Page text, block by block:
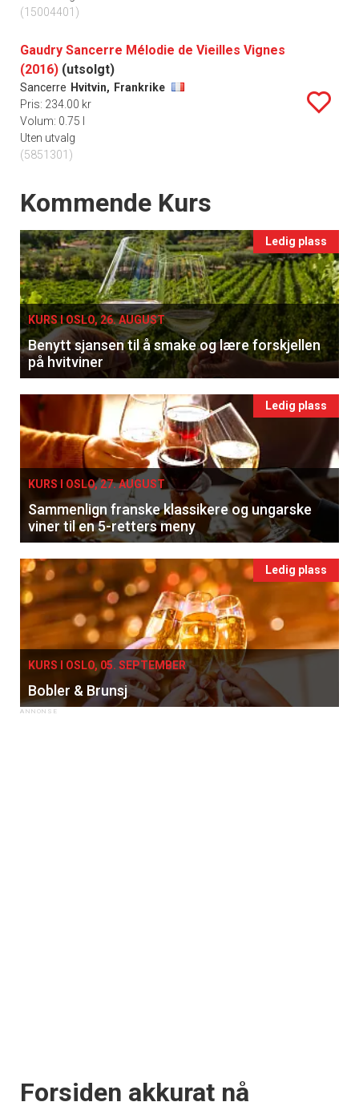
(15004401)
Gaudry Sancerre Mélodie de Vieilles Vignes
(2016) (utsolgt)
Sancerre Hvitvin, Frankrike
Pris: 234.00 kr
Volum: 0.75 l
Uten utvalg
(5851301)
Events
Kommende Kurs
Ledig plass
KURS I OSLO, 26. AUGUST
Benytt sjansen til å smake og lære forskjellen
på hvitviner
Ledig plass
KURS I OSLO, 27. AUGUST
Sammenlign franske klassikere og ungarske
viner til en 5-retters meny
Ledig plass
KURS I OSLO, 05. SEPTEMBER
Bobler & Brunsj
Forsiden akkurat nå